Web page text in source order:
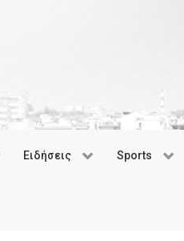
Ειδήσεις Sports